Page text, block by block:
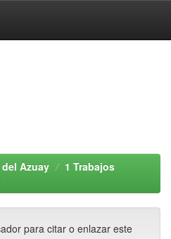
Azuay
1 Trabajos
para citar o enlazar este